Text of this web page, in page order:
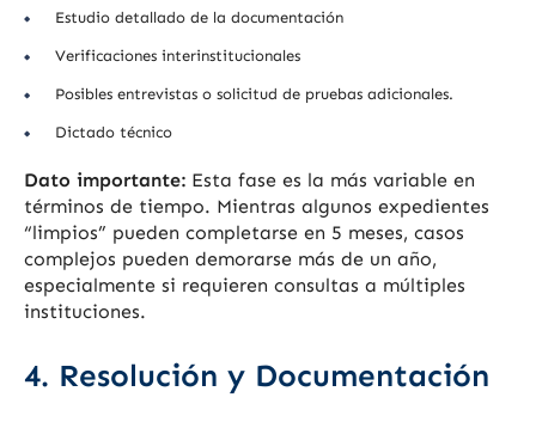
Estudio detallado de la documentación
Verificaciones interinstitucionales
Posibles entrevistas o solicitud de pruebas adicionales.
Dictado técnico
Dato importante: Esta fase es la más variable en
términos de tiempo. Mientras algunos expedientes
“limpios” pueden completarse en 5 meses, casos
complejos pueden demorarse más de un año,
especialmente si requieren consultas a múltiples
instituciones.
4. Resolución y Documentación